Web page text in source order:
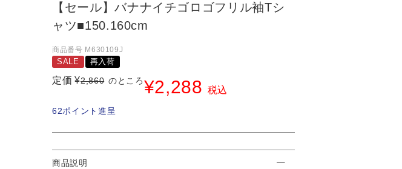
【セール】バナナイチゴロゴフリル袖Tシ
ャツ■150.160cm
商品番号 M630109J
SALE 再入荷
定価 ¥2,860 のところ¥2,288 税込
62ポイント進呈
商品説明